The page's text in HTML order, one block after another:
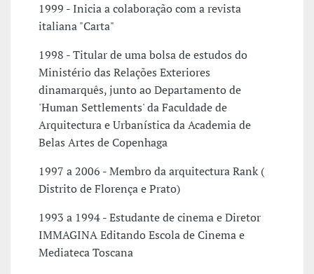
1999 - Inicia a colaboração com a revista
italiana "Carta"
1998 - Titular de uma bolsa de estudos do
Ministério das Relações Exteriores
dinamarquês, junto ao Departamento de
'Human Settlements' da Faculdade de
Arquitectura e Urbanística da Academia de
Belas Artes de Copenhaga
1997 a 2006 - Membro da arquitectura Rank (
Distrito de Florença e Prato)
1993 a 1994 - Estudante de cinema e Diretor
IMMAGINA Editando Escola de Cinema e
Mediateca Toscana